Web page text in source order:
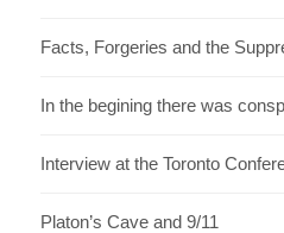
Facts, Forgeries and the
In the begining there was
Interview at the Toronto
Platon’s Cave and 9/11